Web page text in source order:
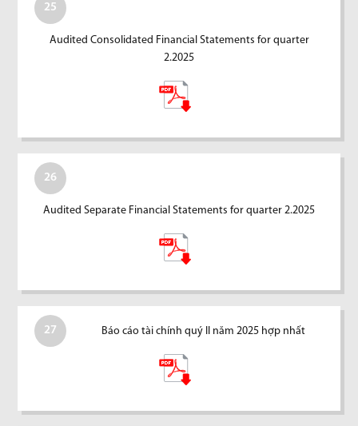
25
Audited Consolidated Financial Statements for quarter
2.2025
26
Audited Separate Financial Statements for quarter 2.2025
27 Báo cáo tài chính quý II năm 2025 hợp nhất